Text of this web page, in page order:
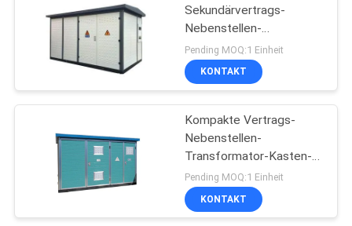
Niederspannungs-
Schaltanlagen
Sekundärvertrags-
Nebenstellen-
Transformator-Kasten
der nebenstellen-11kv
Pending MOQ:1 Einheit
KONTAKT
Kompakte Vertrags-
Nebenstellen-
Transformator-Kasten-
Strom-Nebenstelle der
Nebenstellen-11kv
Pending MOQ:1 Einheit
KONTAKT